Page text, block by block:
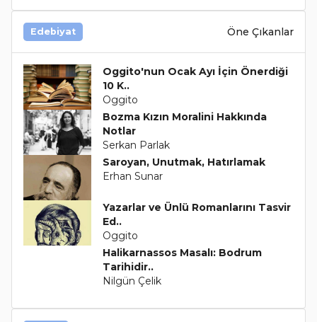
Edebiyat Öne Çıkanlar
Oggito'nun Ocak Ayı İçin Önerdiği
10 K..
Oggito
Bozma Kızın Moralini Hakkında
Notlar
Serkan Parlak
Saroyan, Unutmak, Hatırlamak
Erhan Sunar
Yazarlar ve Ünlü Romanlarını Tasvir
Ed..
Oggito
Halikarnassos Masalı: Bodrum
Tarihidir..
Nilgün Çelik